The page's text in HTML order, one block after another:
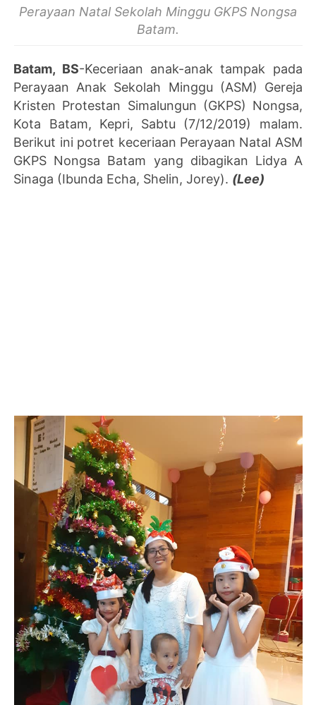
Perayaan Natal Sekolah Minggu GKPS Nongsa
Batam.
Batam, BS-Keceriaan anak-anak tampak pada
Perayaan Anak Sekolah Minggu (ASM) Gereja
Kristen Protestan Simalungun (GKPS) Nongsa,
Kota Batam, Kepri, Sabtu (7/12/2019) malam.
Berikut ini potret keceriaan Perayaan Natal ASM
GKPS Nongsa Batam yang dibagikan Lidya A
Sinaga (Ibunda Echa, Shelin, Jorey). (Lee)